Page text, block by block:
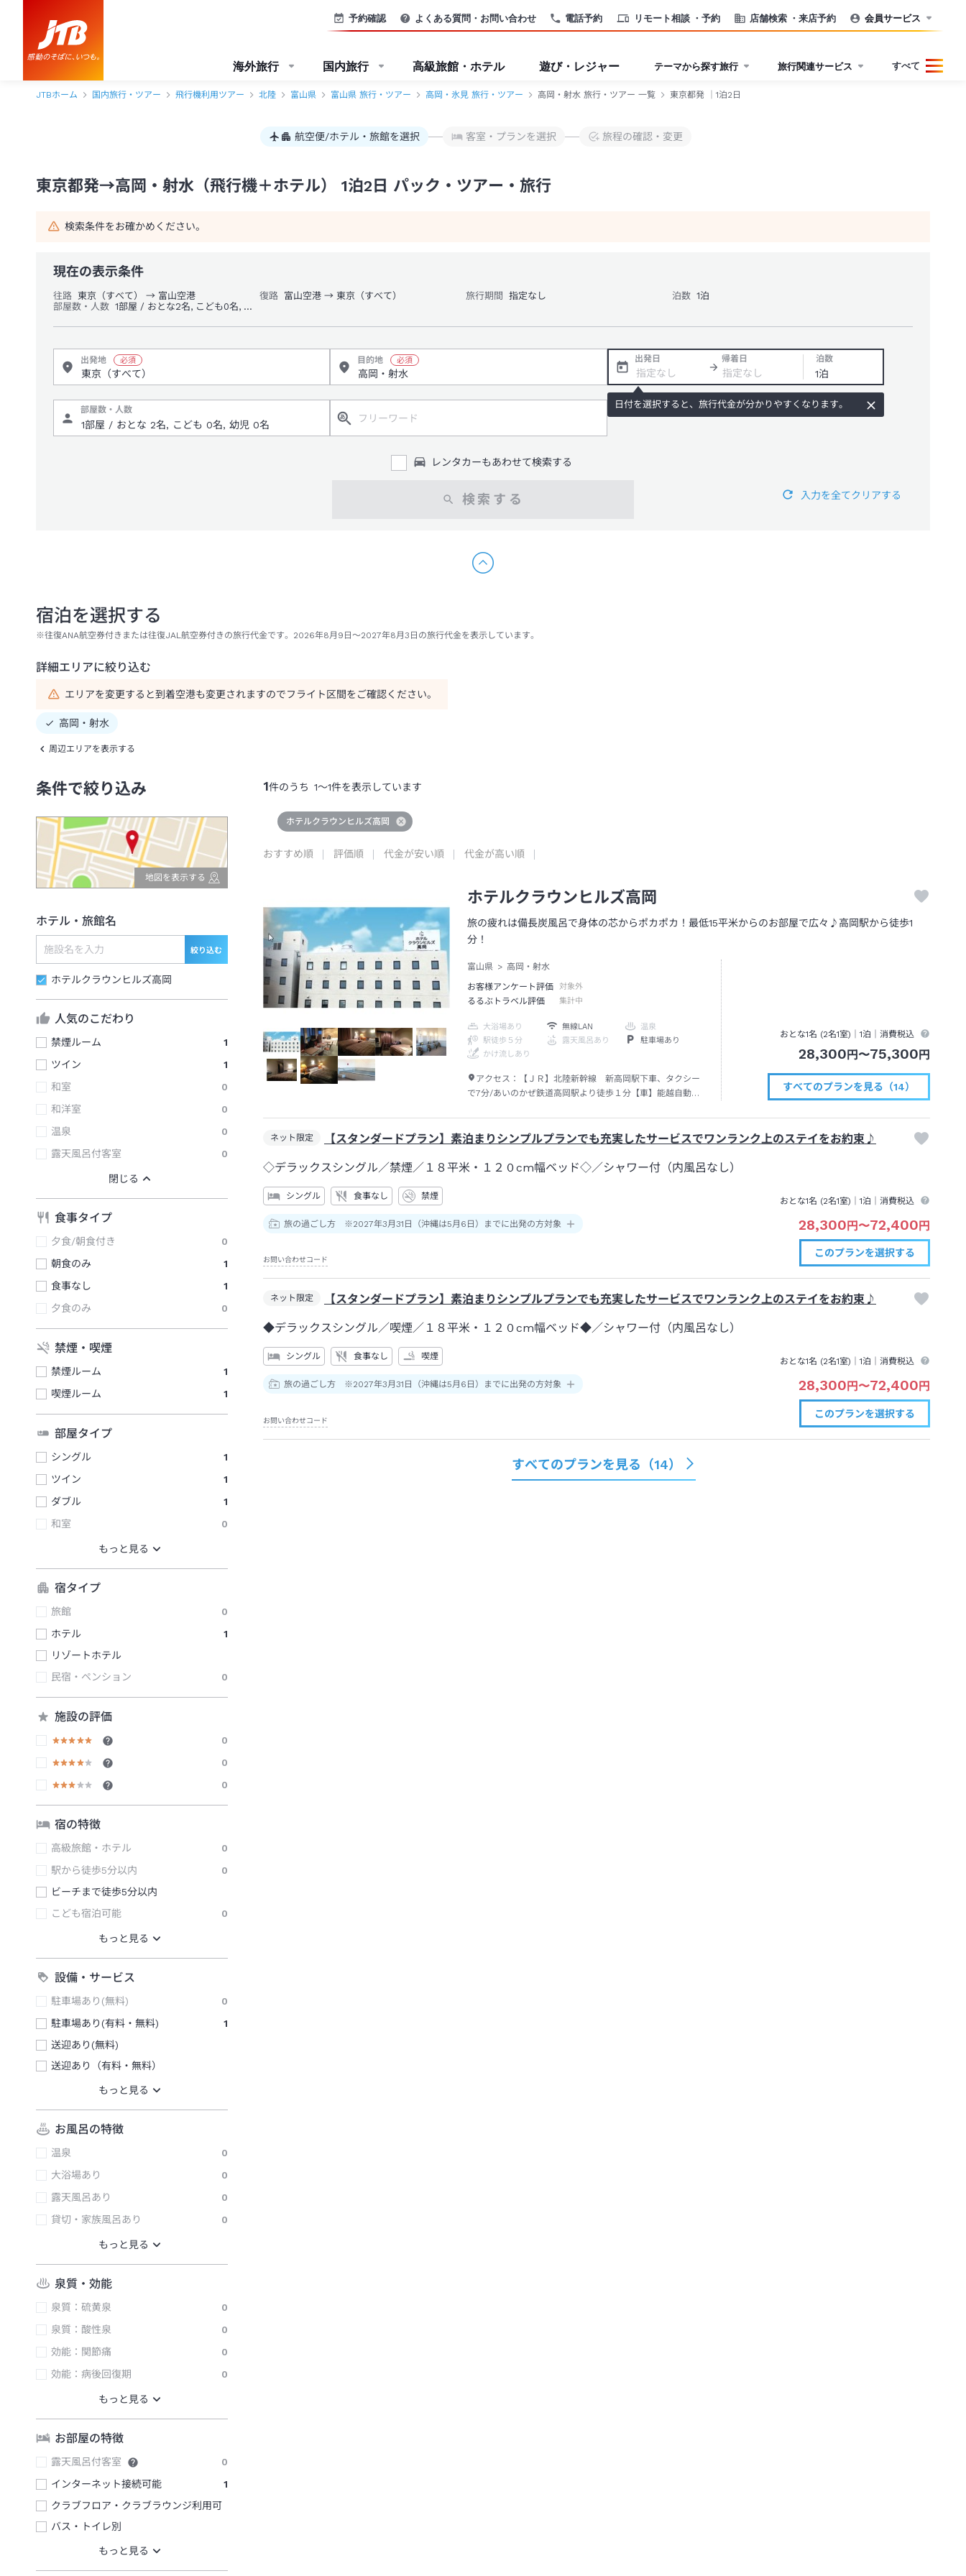
電話予約 リモート相談 ・予約 店舗検索 ・来店予約
予約確認 よくある質問・お問い合わせ 会員サービス
海外旅行 国内旅行 高級旅館・ホテル 遊び・レジャー テーマから探す旅行 旅行関連サービス すべて
JTBホーム 国内旅行・ツアー 飛行機利用ツアー 北陸 富山県 富山県 旅行・ツアー 高岡・氷見 旅行・ツアー 高岡・射水 旅行・ツアー 一覧 東京都発 ｜1泊2日
航空便/ホテル・旅館を選択 客室・プランを選択 旅程の確認・変更
東京都発→高岡・射水（飛行機＋ホテル） 1泊2日 パック・ツアー・旅行
検索条件をお確かめください。
現在の表示条件
往路 東京（すべて） → 富山空港 復路 富山空港 → 東京（すべて） 旅行期間 指定なし 泊数 1泊
部屋数・人数
1部屋 / おとな2名, こども0名, 幼児0名
出発地 目的地 出発日 帰着日 泊数
日付を選択すると、旅行代金が分かりやすくなります。
部屋数・人数
レンタカーもあわせて検索する
入力を全てクリアする
検索する
宿泊を選択する
※往復ANA航空券付きまたは往復JAL航空券付きの旅行代金です。2026年8月9日～2027年8月3日の旅行代金を表示しています。
詳細エリアに絞り込む
エリアを変更すると到着空港も変更されますのでフライト区間をご確認ください。
高岡・射水
周辺エリアを表示する
条件で絞り込み
地図を表示する
ホテル・旅館名
絞り込む
ホテルクラウンヒルズ高岡
人気のこだわり
禁煙ルーム
1
ツイン
1
和室
0
和洋室
0
温泉
0
露天風呂付客室
0
食事タイプ
夕食/朝食付き
0
朝食のみ
1
食事なし
1
夕食のみ
0
禁煙・喫煙
禁煙ルーム
1
喫煙ルーム
1
部屋タイプ
シングル
1
ツイン
1
ダブル
1
和室
0
宿タイプ
旅館
0
ホテル
1
リゾートホテル
民宿・ペンション
0
施設の評価
0
0
0
宿の特徴
高級旅館・ホテル
0
駅から徒歩5分以内
0
ビーチまで徒歩5分以内
こども宿泊可能
0
設備・サービス
駐車場あり(無料)
0
駐車場あり(有料・無料)
1
送迎あり(無料)
送迎あり（有料・無料）
お風呂の特徴
温泉
0
大浴場あり
0
露天風呂あり
0
貸切・家族風呂あり
0
泉質・効能
泉質：硫黄泉
0
泉質：酸性泉
0
効能：関節痛
0
効能：病後回復期
0
お部屋の特徴
露天風呂付客室
0
インターネット接続可能
1
クラブフロア・クラブラウンジ利用可
バス・トイレ別
1件のうち 1～1件を表示しています
ホテルクラウンヒルズ高岡
おすすめ順 評価順 代金が安い順 代金が高い順
ホテルクラウンヒルズ高岡
旅の疲れは備長炭風呂で身体の芯からポカポカ！最低15平米からのお部屋で広々♪高岡駅から徒歩1
分！
富山県
高岡・射水
お客様アンケート評価
対象外
るるぶトラベル評価 集計中
大浴場あり 無線LAN
温泉
駅徒歩５分
露天風呂あり
駐車場あり
かけ流しあり
アクセス：
【ＪＲ】北陸新幹線 新高岡駅下車、タクシー
で7分/あいのかぜ鉄道高岡駅より徒歩１分【車】能越自動車
おとな1名 (2名1室)｜1泊 ｜消費税込
28,300円〜75,300円
すべてのプランを見る（14）
ネット限定 【スタンダードプラン】素泊まりシンプルプランでも充実したサービスでワンランク上のステイをお約束♪
◇デラックスシングル／禁煙／１８平米・１２０cm幅ベッド◇／シャワー付（内風呂なし）
シングル 食事なし 禁煙
旅の過ごし方 ※2027年3月31日（沖縄は5月6日）までに出発の方対象
おとな1名 (2名1室)｜1泊 ｜消費税込
28,300円〜72,400円
お問い合わせコード
このプランを選択する
ネット限定 【スタンダードプラン】素泊まりシンプルプランでも充実したサービスでワンランク上のステイをお約束♪
◆デラックスシングル／喫煙／１８平米・１２０cm幅ベッド◆／シャワー付（内風呂なし）
シングル 食事なし 喫煙
旅の過ごし方 ※2027年3月31日（沖縄は5月6日）までに出発の方対象
おとな1名 (2名1室)｜1泊 ｜消費税込
28,300 円 〜72,400 円
お問い合わせコード
このプランを選択する
すべてのプランを見る（14）